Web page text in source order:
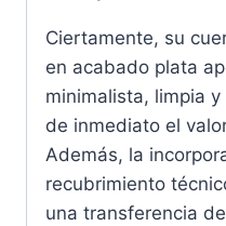
Ciertamente, su
en acabado plata
minimalista, limpia
de inmediato el
Además, la
recubrimiento
una transferencia